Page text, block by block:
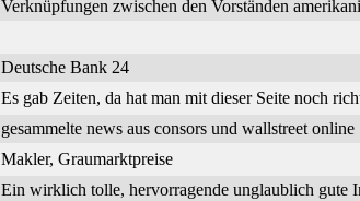
Verknüpfungen zwischen den Vorständen
Deutsche Bank 24
Es gab Zeiten, da hat man mit dieser Seite noch
gesammelte news aus consors und wallstreet online
Makler, Graumarktpreise
Ein wirklich tolle, hervorragende unglaublich gute